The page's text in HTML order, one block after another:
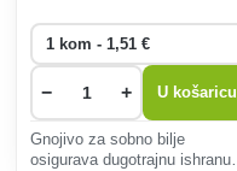
− + U košaricu
Gnojivo za sobno bilje
osigurava dugotrajnu ishranu,